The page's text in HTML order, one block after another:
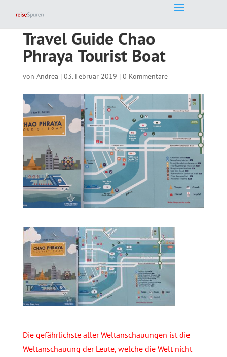
Travel Guide Chao
Phraya Tourist Boat
von Andrea | 03. Februar 2019 | 0 Kommentare
Die gefährlichste aller Weltanschauungen ist die
Weltanschauung der Leute, welche die Welt nicht